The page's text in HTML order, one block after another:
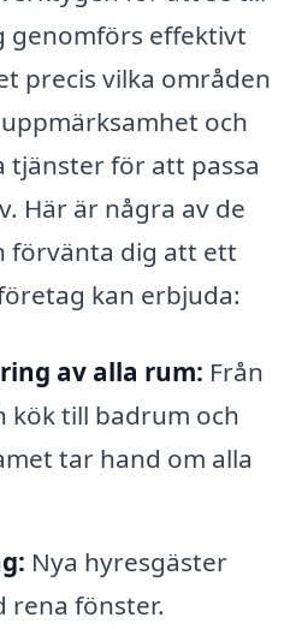
effektivt
precis vilka områden
och
tjänster för att passa
Här är några av de
förvänta dig att ett
kan erbjuda:
av alla rum: Från
kök till badrum och
tar hand om alla
Nya hyresgäster
rena fönster.